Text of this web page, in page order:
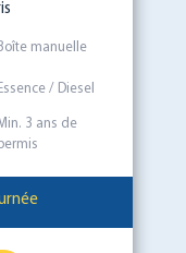
Boîte manuelle
Essence / Diesel
Min. 3 ans de